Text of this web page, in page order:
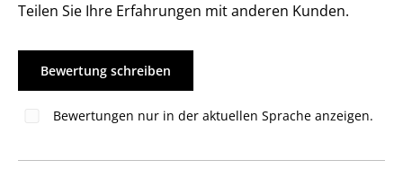
Teilen Sie Ihre Erfahrungen mit anderen Kunden.
Bewertung schreiben
Bewertungen nur in der aktuellen Sprache anzeigen.